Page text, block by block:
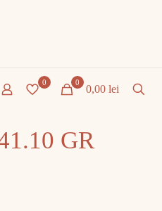
0 0
0,00 lei
GR